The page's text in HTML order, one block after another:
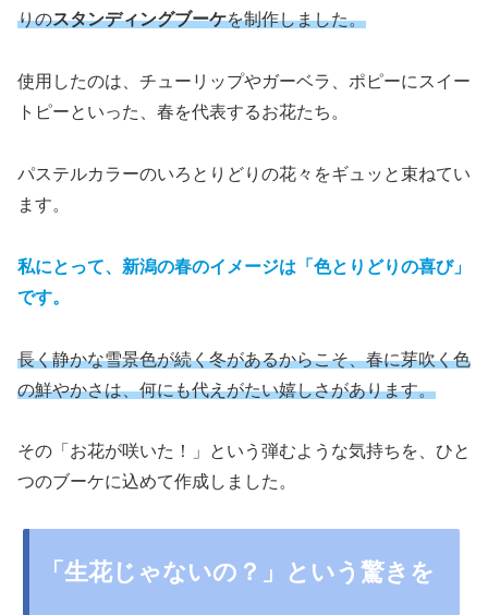
りのスタンディングブーケを制作しました。
使用したのは、チューリップやガーベラ、ポピーにスイー
トピーといった、春を代表するお花たち。
パステルカラーのいろとりどりの花々をギュッと束ねてい
ます。
私にとって、新潟の春のイメージは「色とりどりの喜び」
です。
長く静かな雪景色が続く冬があるからこそ、春に芽吹く色
の鮮やかさは、何にも代えがたい嬉しさがあります。
その「お花が咲いた！」という弾むような気持ちを、ひと
つのブーケに込めて作成しました。
「生花じゃないの？」という驚きを